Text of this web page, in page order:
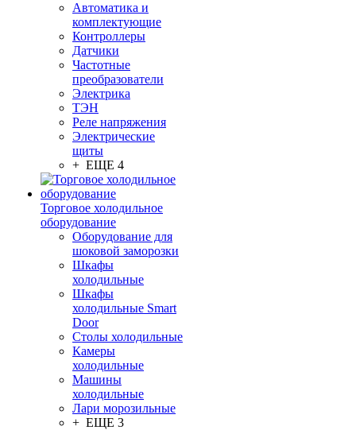
Автоматика и
комплектующие
Контроллеры
Датчики
Частотные
преобразователи
Электрика
ТЭН
Реле напряжения
Электрические
щиты
+ ЕЩЕ 4
Торговое холодильное
оборудование
Оборудование для
шоковой заморозки
Шкафы
холодильные
Шкафы
холодильные Smart
Door
Столы холодильные
Камеры
холодильные
Машины
холодильные
Лари морозильные
+ ЕЩЕ 3